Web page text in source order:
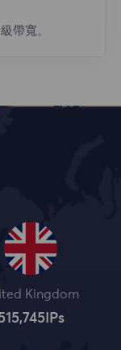
帶寬。
Kingdom
IPs